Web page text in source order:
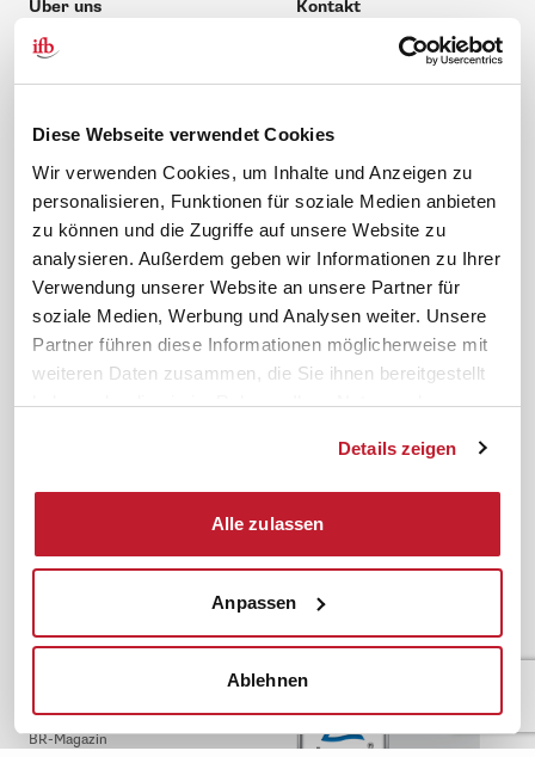
Diese Webseite verwendet Cookies
Wir verwenden Cookies, um Inhalte und Anzeigen zu
personalisieren, Funktionen für soziale Medien anbieten
zu können und die Zugriffe auf unsere Website zu
analysieren. Außerdem geben wir Informationen zu Ihrer
Verwendung unserer Website an unsere Partner für
soziale Medien, Werbung und Analysen weiter. Unsere
Partner führen diese Informationen möglicherweise mit
weiteren Daten zusammen, die Sie ihnen bereitgestellt
haben oder die sie im Rahmen Ihrer Nutzung der
Details zeigen
Alle zulassen
Anpassen
Ablehnen
Über uns
Unternehmen
Karriere
Kontakt
Schulungsberatung
Inhouseberatung
Service
ifb-medien
Bahn Sondertarif
meinifb
Themen
Rhetorik
BR-Wahl
SBV-Wahl
News. Wissen. Themen.
Lexikon
BR-Magazin
Folgen Sie uns
Sicherheit durch geprüfte